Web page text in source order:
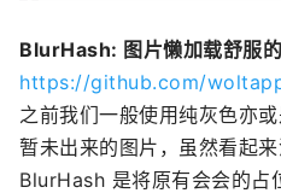
BlurHash: 图片懒加载舒服
https://github.com/
之前我们一般使用纯灰色亦
暂未出来的图片，虽然看起
BlurHash 是将原有会会的占